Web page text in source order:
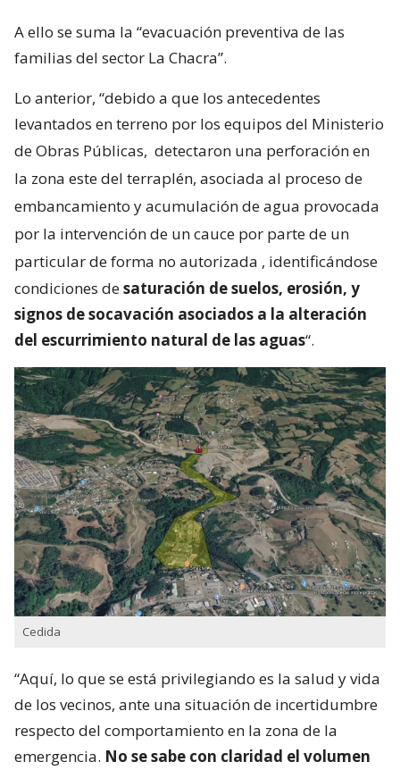
A ello se suma la “evacuación preventiva de las
familias del sector La Chacra”.
Lo anterior, “debido a que los antecedentes
levantados en terreno por los equipos del Ministerio
de Obras Públicas, detectaron una perforación en
la zona este del terraplén, asociada al proceso de
embancamiento y acumulación de agua provocada
por la intervención de un cauce por parte de un
particular de forma no autorizada , identificándose
condiciones desaturación de suelos, erosión, y
signos de socavación asociados a la alteración
del escurrimiento natural de las aguas“.
Cedida
“Aquí, lo que se está privilegiando es la salud y vida
de los vecinos, ante una situación de incertidumbre
respecto del comportamiento en la zona de la
emergencia. No se sabe con claridad el volumen